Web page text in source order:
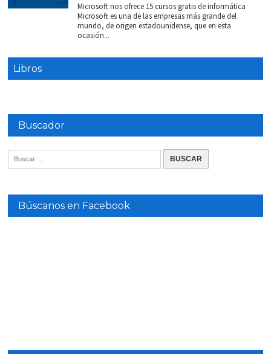
Microsoft nos ofrece 15 cursos gratis de informática
Microsoft es una de las empresas más grande del
mundo, de origen estadounidense, que en esta
ocasión...
Libros
Buscador
Búscanos en Facebook